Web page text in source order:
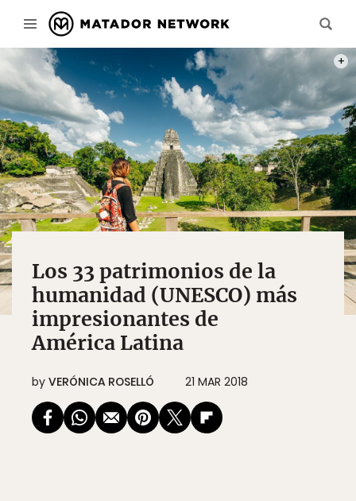
Los 33 patrimonios de la
humanidad (UNESCO) más
impresionantes de
América Latina
by VERÓNICA ROSELLÓ 21 MAR 2018